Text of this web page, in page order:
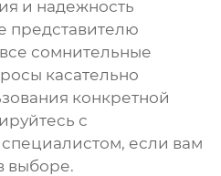
и надежность
представителю
сомнительные
касательно
конкретной
с
если вам
выборе.